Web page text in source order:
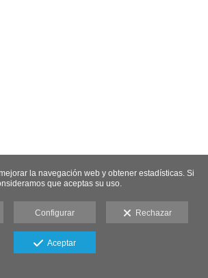
la navegación web y obtener estadísticas. Si
que aceptas su uso.
Configurar Rechazar
Aceptar